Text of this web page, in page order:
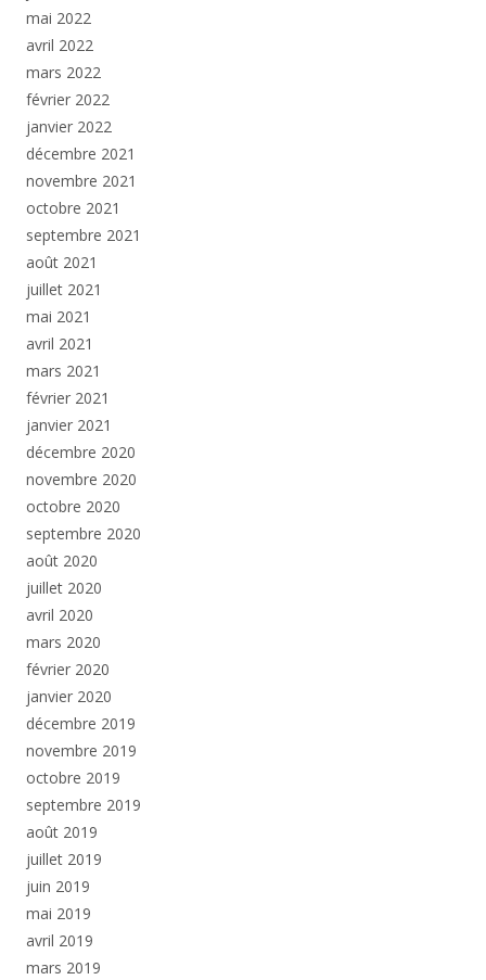
mai 2022
avril 2022
mars 2022
février 2022
janvier 2022
décembre 2021
novembre 2021
octobre 2021
septembre 2021
août 2021
juillet 2021
mai 2021
avril 2021
mars 2021
février 2021
janvier 2021
décembre 2020
novembre 2020
octobre 2020
septembre 2020
août 2020
juillet 2020
avril 2020
mars 2020
février 2020
janvier 2020
décembre 2019
novembre 2019
octobre 2019
septembre 2019
août 2019
juillet 2019
juin 2019
mai 2019
avril 2019
mars 2019